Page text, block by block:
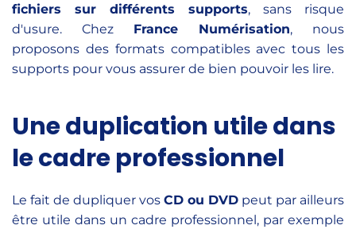
fichiers sur différents supports, sans risque
d'usure. Chez France Numérisation, nous
proposons des formats compatibles avec tous les
supports pour vous assurer de bien pouvoir les lire.
Une duplication utile dans
le cadre professionnel
Le fait de dupliquer vos CD ou DVD peut par ailleurs
être utile dans un cadre professionnel, par exemple